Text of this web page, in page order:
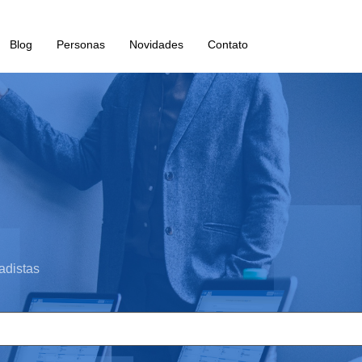
Blog Personas Novidades Contato